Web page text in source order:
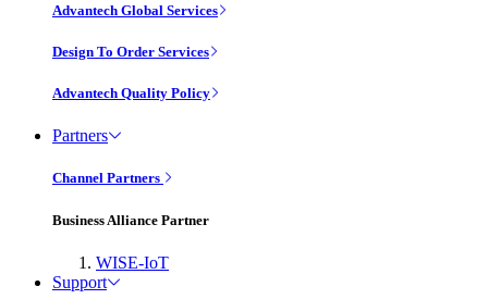
Advantech Global Services
Design To Order Services
Advantech Quality Policy
Partners
Channel Partners
Business Alliance Partner
WISE-IoT
Support